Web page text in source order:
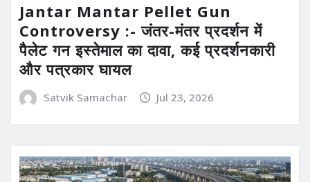
Jantar Mantar Pellet Gun
Controversy :- जंतर-मंतर प्रदर्शन में
पैलेट गन इस्तेमाल का दावा, कई प्रदर्शनकारी
और पत्रकार घायल
Satvik Samachar Jul 23, 2026